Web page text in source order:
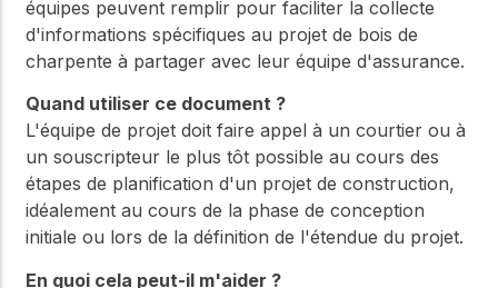
équipes peuvent remplir pour faciliter la collecte
d'informations spécifiques au projet de bois de
charpente à partager avec leur équipe d'assurance.
Quand utiliser ce document ?
L'équipe de projet doit faire appel à un courtier ou à
un souscripteur le plus tôt possible au cours des
étapes de planification d'un projet de construction,
idéalement au cours de la phase de conception
initiale ou lors de la définition de l'étendue du projet.
En quoi cela peut-il m'aider ?